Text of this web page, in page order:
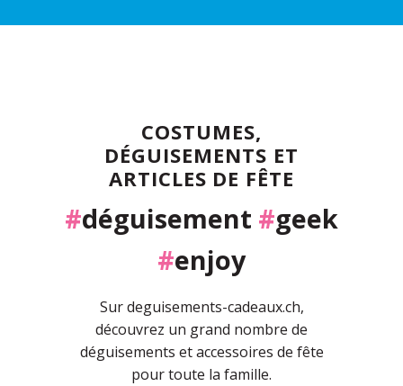
COSTUMES,
DÉGUISEMENTS ET
ARTICLES DE FÊTE
#déguisement #geek
#enjoy
Sur deguisements-cadeaux.ch,
découvrez un grand nombre de
déguisements et accessoires de fête
pour toute la famille.